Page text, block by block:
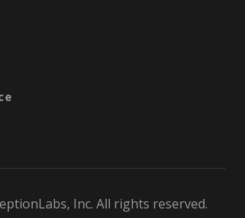
Inc. All rights reserved.